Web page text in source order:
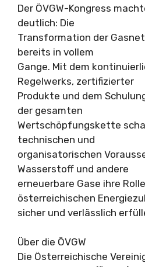
Der ÖVGW-Kongress
deutlich: Die
Transformation der
bereits in vollem
Gange. Mit dem
Regelwerks, zertifizierter
Produkte und dem
der gesamten
Wertschöpfungskette
technischen und
organisatorischen
Wasserstoff und andere
erneuerbare Gase ihre
österreichischen
sicher und verlässlich
Über die ÖVGW
Die Österreichische